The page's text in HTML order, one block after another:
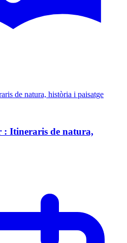
de natura, història i paisatge
: Itineraris de natura,